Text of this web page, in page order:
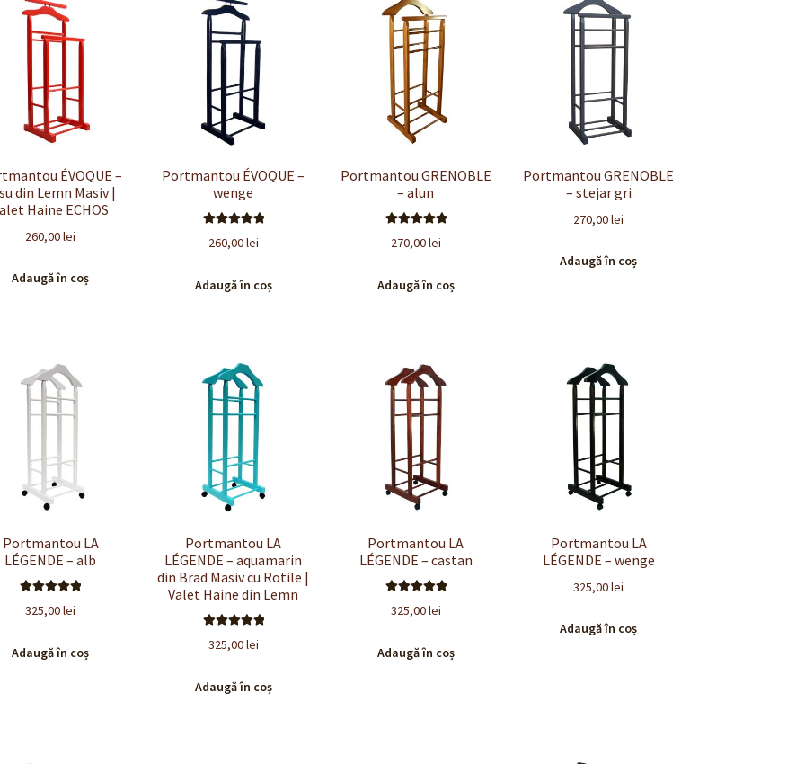
ÉVOQUE –
din Lemn Masiv |
Haine ECHOS
260,00lei
Adaugă în coș
Portmantou ÉVOQUE –
wenge
5.00
260,00lei
Adaugă în coș
Portmantou GRENOBLE
– alun
5.00
270,00lei
Adaugă în coș
Portmantou GRENOBLE
– stejar gri
270,00lei
Adaugă în coș
Portmantou LA
LÉGENDE – alb
5.00
325,00lei
Adaugă în coș
Portmantou LA
LÉGENDE – aquamarin
din Brad Masiv cu Rotile |
Valet Haine din Lemn
5.00
325,00lei
Adaugă în coș
Portmantou LA
LÉGENDE – castan
5.00
325,00lei
Adaugă în coș
Portmantou LA
LÉGENDE – wenge
325,00lei
Adaugă în coș